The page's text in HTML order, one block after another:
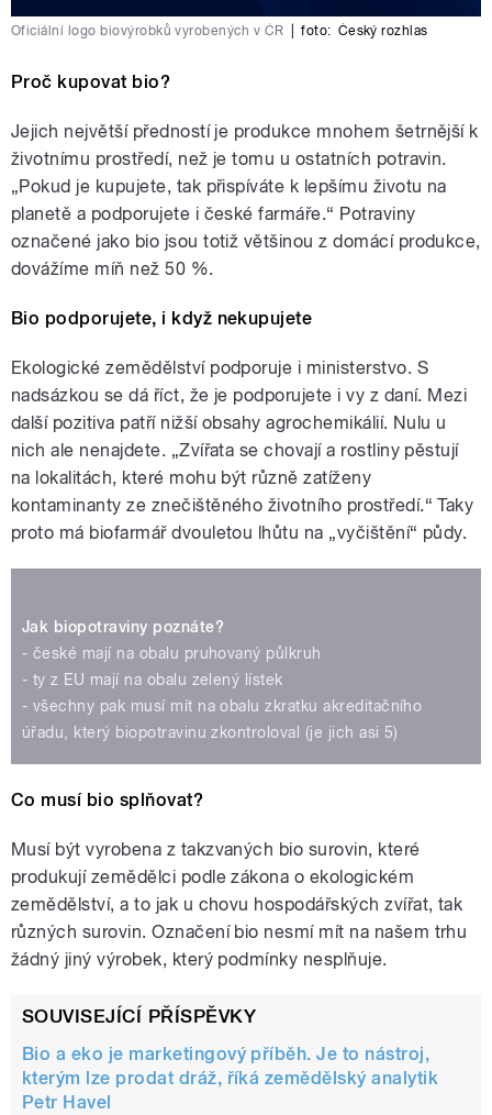
Oficiální logo biovýrobků vyrobených v ČR foto: Český rozhlas
Proč kupovat bio?
Jejich největší předností je produkce mnohem šetrnější k
životnímu prostředí, než je tomu u ostatních potravin.
„Pokud je kupujete, tak přispíváte k lepšímu životu na
planetě a podporujete i české farmáře.“ Potraviny
označené jako bio jsou totiž většinou z domácí produkce,
dovážíme míň než 50 %.
Bio podporujete, i když nekupujete
Ekologické zemědělství podporuje i ministerstvo. S
nadsázkou se dá říct, že je podporujete i vy z daní. Mezi
další pozitiva patří nižší obsahy agrochemikálií. Nulu u
nich ale nenajdete. „Zvířata se chovají a rostliny pěstují
na lokalitách, které mohu být různě zatíženy
kontaminanty ze znečištěného životního prostředí.“ Taky
proto má biofarmář dvouletou lhůtu na „vyčištění“ půdy.
Jak biopotraviny poznáte?
- české mají na obalu pruhovaný půlkruh
- ty z EU mají na obalu zelený lístek
- všechny pak musí mít na obalu zkratku akreditačního
úřadu, který biopotravinu zkontroloval (je jich asi 5)
Co musí bio splňovat?
Musí být vyrobena z takzvaných bio surovin, které
produkují zemědělci podle zákona o ekologickém
zemědělství, a to jak u chovu hospodářských zvířat, tak
různých surovin. Označení bio nesmí mít na našem trhu
žádný jiný výrobek, který podmínky nesplňuje.
SOUVISEJÍCÍ PŘÍSPĚVKY
Bio a eko je marketingový příběh. Je to nástroj,
kterým lze prodat dráž, říká zemědělský analytik
Petr Havel